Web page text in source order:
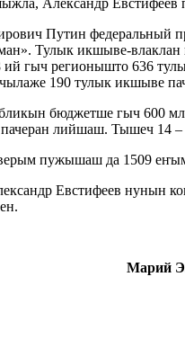
Александр Евстифеев
Путин
Тулык икшыве-
гыч регионышто 636
190 тулык икшыве
бюджетше гыч 600
лийшаш. Тышеч 14
пужышаш да 1509
Евстифеев нунын
Марий